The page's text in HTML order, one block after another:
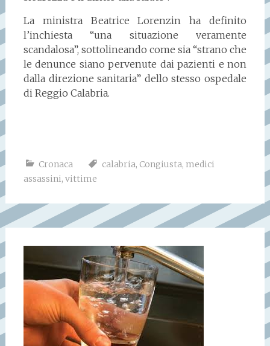
La ministra Beatrice Lorenzin ha definito
l’inchiesta “una situazione veramente
scandalosa”, sottolineando come sia “strano che
le denunce siano pervenute dai pazienti e non
dalla direzione sanitaria” dello stesso ospedale
di Reggio Calabria.
Cronaca calabria, Congiusta, medici
assassini, vittime